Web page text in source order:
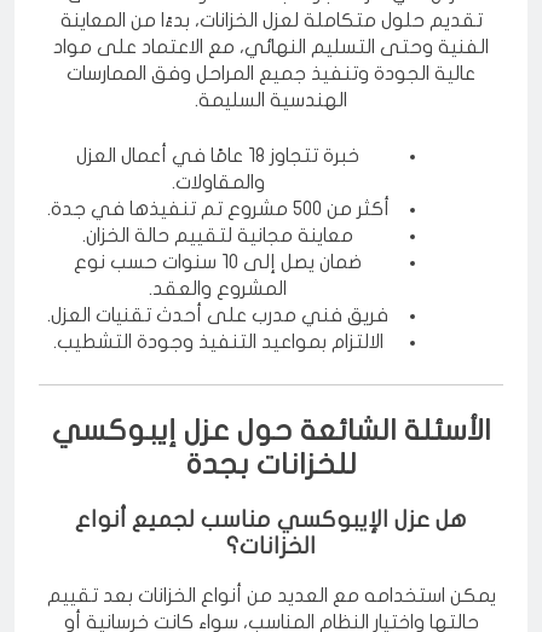
نحرص في شركة جواد جدة للمقاولات العامة على
تقديم حلول متكاملة لعزل الخزانات، بدءًا من المعاينة
الفنية وحتى التسليم النهائي، مع الاعتماد على مواد
عالية الجودة وتنفيذ جميع المراحل وفق الممارسات
خبرة تتجاوز 18 عامًا في أعمال العزل
والمقاولات.
أكثر من 500 مشروع تم تنفيذها في جدة.
معاينة مجانية لتقييم حالة الخزان.
ضمان يصل إلى 10 سنوات حسب نوع
المشروع والعقد.
فريق فني مدرب على أحدث تقنيات العزل.
الأسئلة الشائعة حول عزل إيبوكسي
للخزانات بجدة
هل عزل الإيبوكسي مناسب لجميع أنواع
الخزانات؟
يمكن استخدامه مع العديد من أنواع الخزانات بعد تقييم